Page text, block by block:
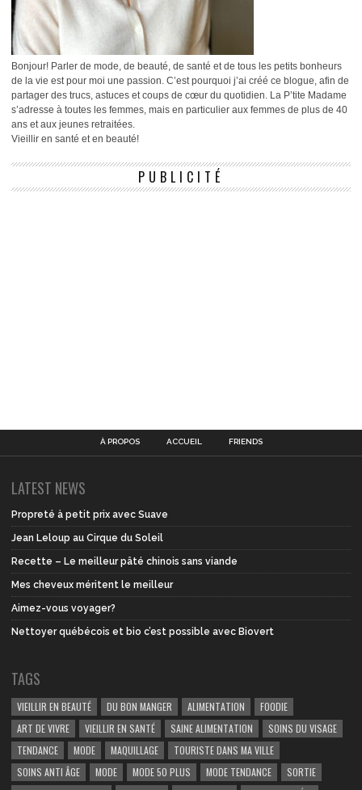
Bonjour! Parler de mode, de beauté, de santé et de tous les petits bonheurs
de la vie est pour moi une passion. C’est pourquoi j’ai créé ce blogue, afin de
partager des trucs, astuces et coups de cœur du quotidien. La P’tite Madame
s’adresse à toutes les femmes, mais en particulier aux femmes de plus de 40
ans et aux jeunes retraitées.
Vieillir en santé et en beauté!
PUBLICITÉ
À PROPOS ACCUEIL FRIENDS
LATEST NEWS
Propreté à petit prix avec Suave
Jean Leloup au Cirque du Soleil
Recette – Le meilleur pâté chinois sans viande
Mes cheveux méritent le meilleur
Aimez-vous voyager?
Nettoyer québécois et bio c’est possible avec Biovert
TAGS
VIEILLIR EN BEAUTÉ DU BON MANGER ALIMENTATION
FOODIE
ART DE VIVRE
VIEILLIR EN SANTÉ SAINE ALIMENTATION
SOINS DU VISAGE
TENDANCE
MODE MAQUILLAGE
TOURISTE DANS MA VILLE
SOINS ANTI ÂGE
MODE MODE 50 PLUS MODE TENDANCE
SORTIE